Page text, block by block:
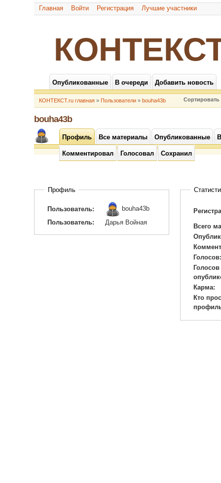
Главная Войти Регистрация Лучшие участники
Опубликованные В очереди Добавить новость
КОНТЕКСТ.ru главная » Пользователи » bouha43b
bouha43b
Профиль Все материалы Опубликованные
Комментировал Голосовал Сохранил
Профиль
Пользователь:
bouha43b
Пользователь:
Дарья Войная
Всего
Голосов
Карма:
Кто